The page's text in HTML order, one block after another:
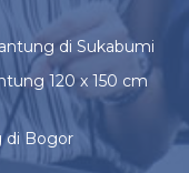
di Sukabumi
120 x 150 cm
di Bogor